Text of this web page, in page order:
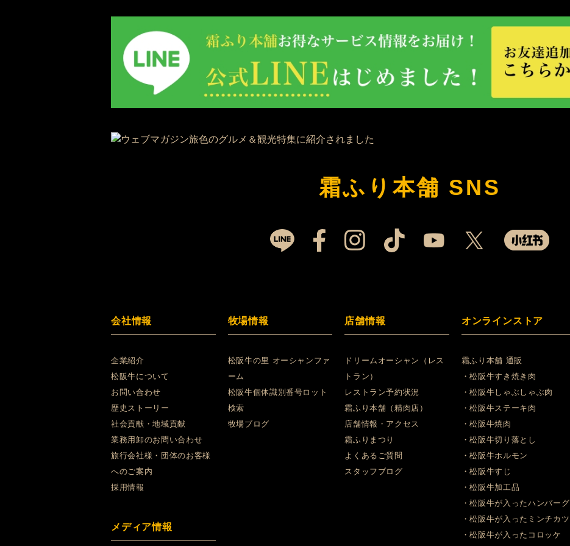
霜ふり本舗 SNS
会社情報
企業紹介
松阪牛について
お問い合わせ
歴史ストーリー
社会貢献・地域貢献
業務用卸のお問い合わせ
旅行会社様・団体のお客様
へのご案内
採用情報
メディア情報
牧場情報
松阪牛の里 オーシャンファ
ーム
松阪牛個体識別番号ロット
検索
牧場ブログ
店舗情報
ドリームオーシャン（レス
トラン）
レストラン予約状況
霜ふり本舗（精肉店）
店舗情報・アクセス
霜ふりまつり
よくあるご質問
スタッフブログ
オンラインストア
霜ふり本舗 通販
・松阪牛すき焼き肉
・松阪牛しゃぶしゃぶ肉
・松阪牛ステーキ肉
・松阪牛焼肉
・松阪牛切り落とし
・松阪牛ホルモン
・松阪牛すじ
・松阪牛加工品
・松阪牛が入ったハンバーグ
・松阪牛が入ったミンチカツ
・松阪牛が入ったコロッケ